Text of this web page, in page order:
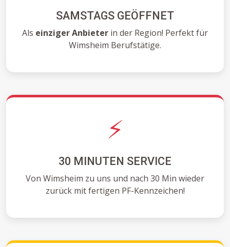
SAMSTAGS GEÖFFNET
Als einziger Anbieter in der Region! Perfekt für
Wimsheim Berufstätige.
⚡
30 MINUTEN SERVICE
Von Wimsheim zu uns und nach 30 Min wieder
zurück mit fertigen PF-Kennzeichen!